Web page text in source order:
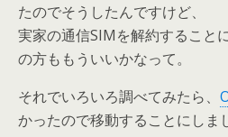
たのでそうしたんですけど、
実家の通信SIMを解約すること
の方ももういいかなって。
それでいろいろ調べてみたら、
かったので移動することにしま